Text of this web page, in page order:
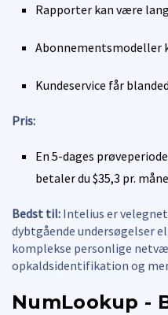
Rapporter kan være
Abonnementsmodeller
Kundeservice får
Pris:
En 5-dages
betaler du $35,3 pr.
Bedst til: Intelius er
dybtgående undersøgelser
komplekse personlige
opkaldsidentifikation og
NumLookup -